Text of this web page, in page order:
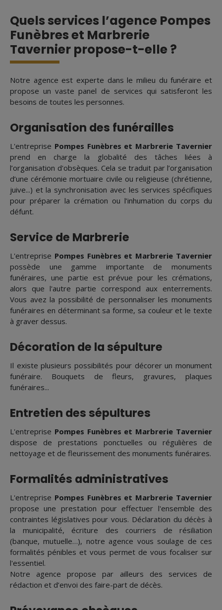
Quels services l’agence Pompes
Funèbres et Marbrerie
Tavernier propose-t-elle ?
Notre agence est experte dans le milieu du funéraire et
propose un vaste panel de services qui satisferont les
besoins de toutes les personnes.
Organisation des funérailles
L'entreprise Pompes Funèbres et Marbrerie Tavernier
prend en charge la globalité des tâches liées à
l’organisation d'obsèques. Cela se traduit par l’organisation
d’une cérémonie mortuaire civile ou religieuse (chrétienne,
juive...) et la synchronisation avec les services spécifiques
pour préparer la crémation ou l’inhumation du corps du
défunt.
Service de Marbrerie
L'entreprise Pompes Funèbres et Marbrerie Tavernier
possède une gamme importante de monuments
funéraires, une partie est prévue pour les crémations,
alors que l'autre partie correspond aux enterrements.
Vous avez la possibilité de personnaliser les monuments
funéraires en déterminant sa forme, sa couleur et le texte
à graver dessus.
Décoration de la sépulture
Il existe plusieurs possibilités pour décorer un monument
funéraire. Bouquets de fleurs, gravures, plaques
funéraires...
Entretien des sépultures
L'entreprise Pompes Funèbres et Marbrerie Tavernier
dispose de prestations ponctuelles ou régulières de
nettoyage et de fleurissement des monuments funéraires.
Formalités administratives
L'entreprise Pompes Funèbres et Marbrerie Tavernier
propose une prestation pour effectuer l'ensemble des
contraintes législatives pour vous. Déclaration du décès à
la municipalité, écriture des courriers de résiliation
(banque, mutuelle…), notre agence vous soulage de ces
formalités pénibles et vous permet de vous focaliser sur
l'essentiel.
Notre agence propose par ailleurs des services de
rédaction et d’envoi des faire-part de décès.